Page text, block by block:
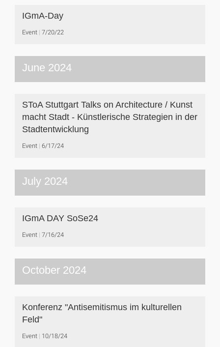
IGmA-Day
Event 7/20/22
June 2024
SToA Stuttgart Talks on Architecture / Kunst
macht Stadt - Künstlerische Strategien in der
Stadtentwicklung
Event 6/17/24
July 2024
IGmA DAY SoSe24
Event 7/16/24
October 2024
Konferenz "Antisemitismus im kulturellen
Feld"
Event 10/18/24